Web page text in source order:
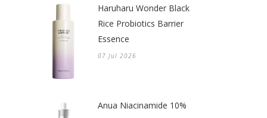
Haruharu Wonder Black
Rice Probiotics Barrier
Essence
07 Jul 2026
Anua Niacinamide 10%